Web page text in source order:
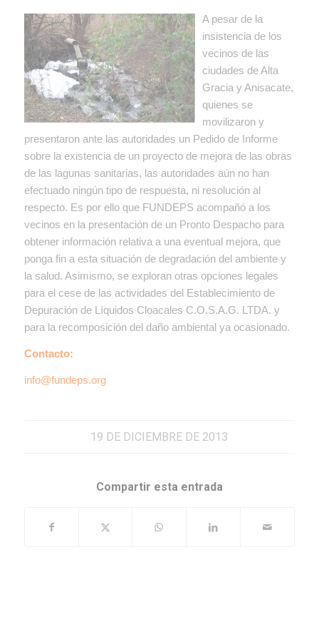
A pesar de la
insistencia de los
vecinos de las
ciudades de Alta
Gracia y Anisacate,
quienes se
movilizaron y
presentaron ante las autoridades un Pedido de Informe
sobre la existencia de un proyecto de mejora de las obras
de las lagunas sanitarias, las autoridades aún no han
efectuado ningún tipo de respuesta, ni resolución al
respecto. Es por ello que FUNDEPS acompañó a los
vecinos en la presentación de un Pronto Despacho para
obtener información relativa a una eventual mejora, que
ponga fin a esta situación de degradación del ambiente y
la salud. Asimismo, se exploran otras opciones legales
para el cese de las actividades del Establecimiento de
Depuración de Líquidos Cloacales C.O.S.A.G. LTDA. y
para la recomposición del daño ambiental ya ocasionado.
Contacto:
info@fundeps.org
19 DE DICIEMBRE DE 2013
Compartir esta entrada